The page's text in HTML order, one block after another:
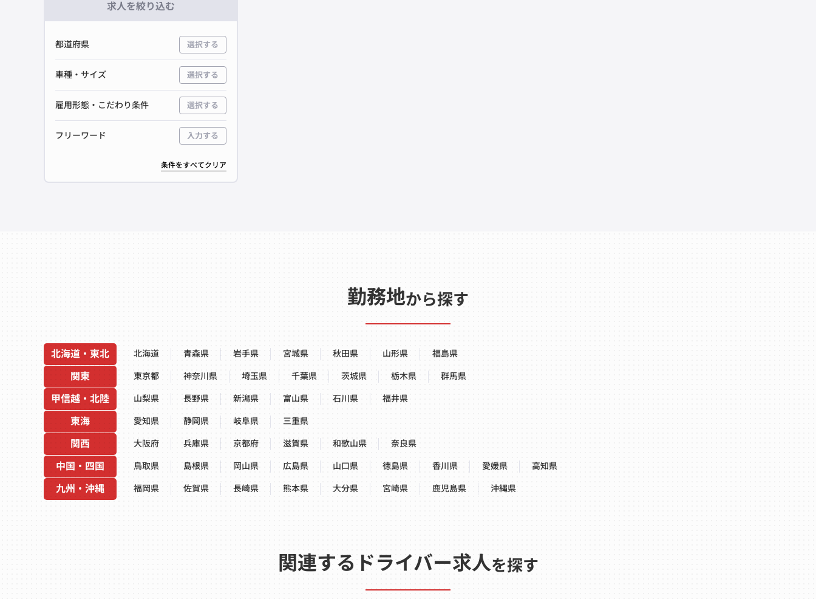
求人を絞り込む
都道府県 選択する
車種・サイズ 選択する
雇用形態・こだわり条件 選択する
フリーワード 入力する
条件をすべてクリア
勤務地から探す
北海道・東北 北海道 青森県 岩手県 宮城県 秋田県 山形県 福島県
関東 東京都 神奈川県 埼玉県 千葉県 茨城県 栃木県 群馬県
甲信越・北陸 山梨県 長野県 新潟県 富山県 石川県 福井県
東海 愛知県 静岡県 岐阜県 三重県
関西 大阪府 兵庫県 京都府 滋賀県 和歌山県 奈良県
中国・四国 鳥取県 島根県 岡山県 広島県 山口県 徳島県 香川県 愛媛県 高知県
九州・沖縄 福岡県 佐賀県 長崎県 熊本県 大分県 宮崎県 鹿児島県 沖縄県
関連するドライバー求人を探す